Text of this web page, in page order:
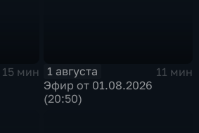
15 мин
1 августа
11 мин
Эфир от 01.08.2026
(20:50)